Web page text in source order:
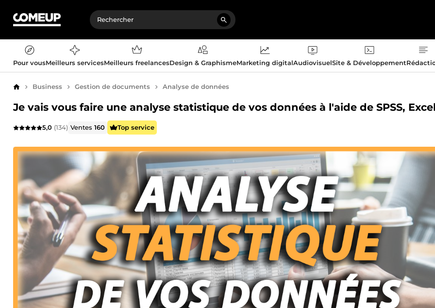
Pour vousMeilleurs servicesMeilleurs freelancesDesign & GraphismeMarketing digitalAudiovisuelSite & Développement
AccueilBusiness Gestion de documents Analyse de données
Je vais vous faire une analyse statistique de vos données à l'aide de SPSS, Excel
5,0 (134) Ventes160 Top service